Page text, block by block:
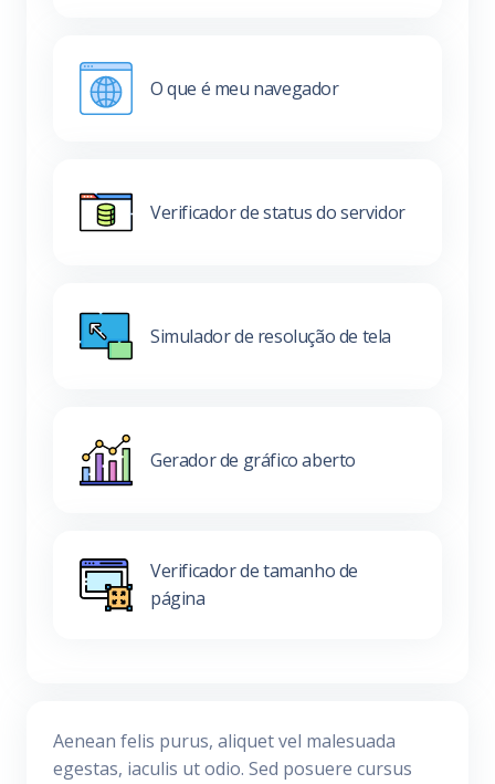
O que é meu navegador
Verificador de status do servidor
Simulador de resolução de tela
Gerador de gráfico aberto
Verificador de tamanho de
página
Aenean felis purus, aliquet vel malesuada
egestas, iaculis ut odio. Sed posuere cursus